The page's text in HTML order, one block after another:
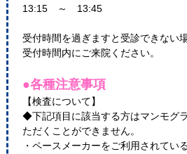
13:15 ～ 13:45
受付時間を過ぎますと受診できない
受付時間内にご来院ください。
●各種注意事項
【検査について】
◆下記項目に該当する方はマンモグ
ただくことができません。
・ペースメーカーをご利用されてい